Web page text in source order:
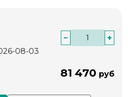
−
+
08-03
81 470 руб